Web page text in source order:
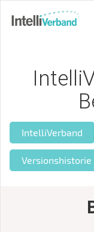
IntelliVerband
Versionshistorie